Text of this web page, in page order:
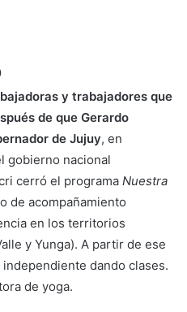
y trabajadores que
de que Gerardo
de Jujuy, en
gobierno nacional
cerró el programa Nuestra
de acompañamiento
en los territorios
y Yunga). A partir de ese
dando clases.
de yoga.